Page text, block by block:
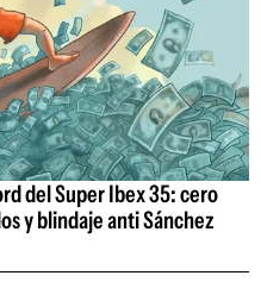
del Super Ibex 35: cero
y blindaje anti Sánchez